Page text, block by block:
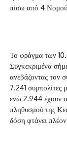
πίσω από 4
Το φράγμα των
Συγκεκριμένα
ανεβάζοντας τον
7.241 συμπολίτες
ενώ 2.944 έχουν
πληθυσμού της
δόση φτάνει